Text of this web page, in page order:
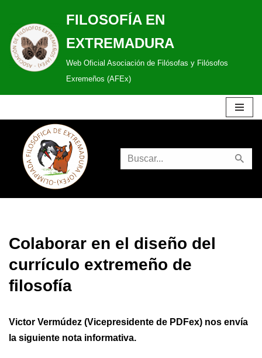
Saltar
al
contenido
FILOSOFÍA EN
EXTREMADURA
Web Oficial Asociación de Filósofas y Filósofos
Exremeños (AFEx)
Colaborar en el diseño del
currículo extremeño de
filosofía
Victor Vermúdez (Vicepresidente de PDFex) nos envía
la siguiente nota informativa.